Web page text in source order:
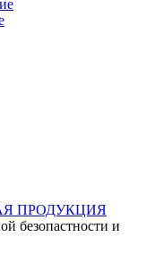
ПРОДУКЦИЯ
безопастности и